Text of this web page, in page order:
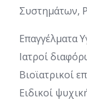
Συστημάτων,
Επαγγέλματα
Ιατροί
Βιοϊατρικοί
Ειδικοί